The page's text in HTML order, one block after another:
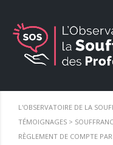
L'OBSERVATOIRE DE LA
TÉMOIGNAGES >
RÈGLEMENT DE COMPTE